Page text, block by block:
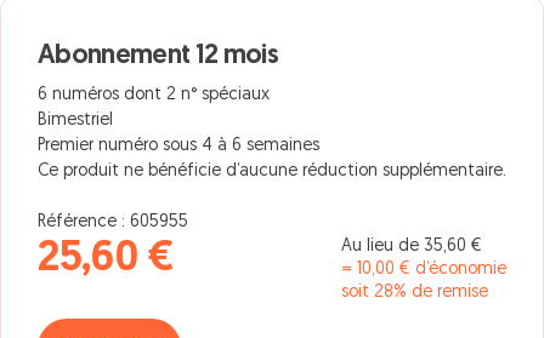
Abonnement 12 mois
6 numéros dont 2 n° spéciaux
Bimestriel
Premier numéro sous 4 à 6 semaines
Ce produit ne bénéficie d’aucune réduction supplémentaire.
Référence : 605955
25,60 €
Au lieu de 35,60 €
= 10,00 € d’économie
soit 28% de remise